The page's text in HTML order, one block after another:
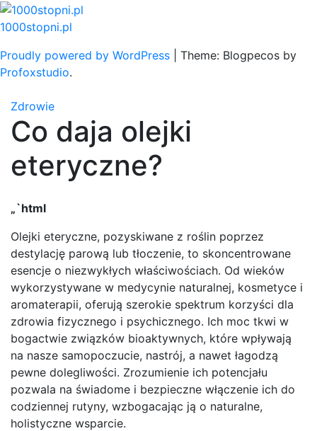
Skip
to
1000stopni.pl
Proudly powered by WordPress
Theme: Blogpecos by
Profoxstudio.
Zdrowie
Co daja olejki
eteryczne?
„`html
Olejki eteryczne, pozyskiwane z roślin poprzez
destylację parową lub tłoczenie, to skoncentrowane
esencje o niezwykłych właściwościach. Od wieków
wykorzystywane w medycynie naturalnej, kosmetyce i
aromaterapii, oferują szerokie spektrum korzyści dla
zdrowia fizycznego i psychicznego. Ich moc tkwi w
bogactwie związków bioaktywnych, które wpływają
na nasze samopoczucie, nastrój, a nawet łagodzą
pewne dolegliwości. Zrozumienie ich potencjału
pozwala na świadome i bezpieczne włączenie ich do
codziennej rutyny, wzbogacając ją o naturalne,
holistyczne wsparcie.